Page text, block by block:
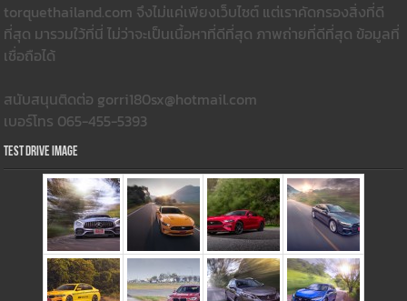
torquethailand.com จึงไม่แค่เพียงเว็บไซต์ แต่เราคัดกรองสิ่งที่ดี
ที่สุด มารวมใว้ที่นี่ ไม่ว่าจะเป็นเนื้อหาที่ดีที่สุด ภาพถ่ายที่ดีที่สุด ข้อมูลที่
เชื่อถือได้
สนับสนุนติดต่อ gorri180sx@hotmail.com
เบอร์โทร 065-455-5393
Test Drive Image